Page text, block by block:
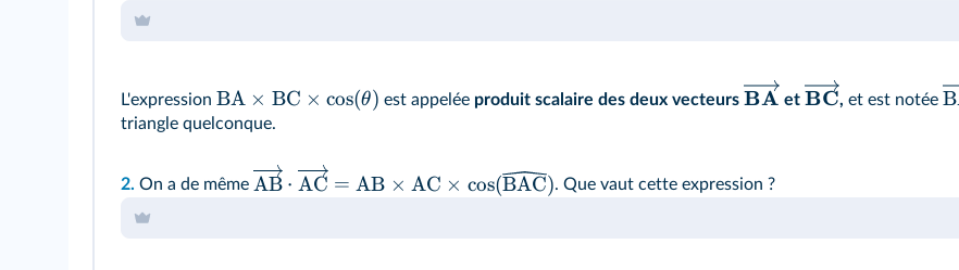
L'expression BA × BC × cos(θ) est appelée produit scalaire des deux vecteurs BA et BC, et est notée
triangle quelconque.
2. On a de même AB ⋅ AC = AB × AC × cos(BAC). Que vaut cette expression ?